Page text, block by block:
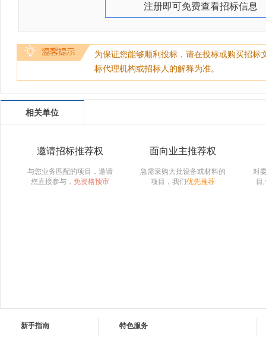
注册即可免费查看招标信息
为保证您能够顺利投标，请在投标或购买招
标代理机构或招标人的解释为准。
相关单位
邀请招标推荐权
与您业务匹配的项目，邀请
您直接参与， 免资格预审
面向业主推荐权
急需采购大批设备或材料的
项目，我们优先推荐
对
目
新手指南 特色服务